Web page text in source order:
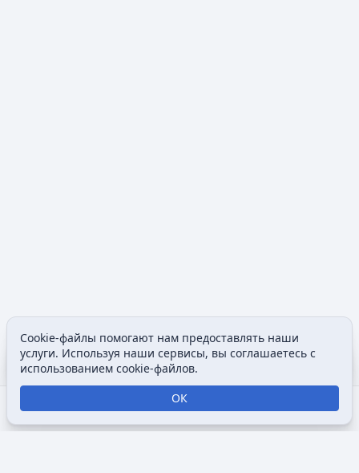
Открыть поиск
Открыть меню
Просмотры
Содержание
Cookie-файлы помогают нам предоставлять наши
услуги. Используя наши сервисы, вы соглашаетесь с
использованием cookie-файлов.
ОК